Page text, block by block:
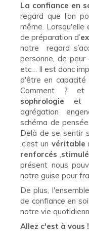
La confiance en
regard que l’on
même.
de préparation d’
notre regard
personne, de
etc… Il est donc
d'être en capacité
Comment ? et
sophrologieet
agrégation
schéma de
Delà de se sentir
,c’est un véritable
renforcés ,
présent nous
notre guise pour
De plus,
de confiance en
notre vie
Allez c'est à vous !